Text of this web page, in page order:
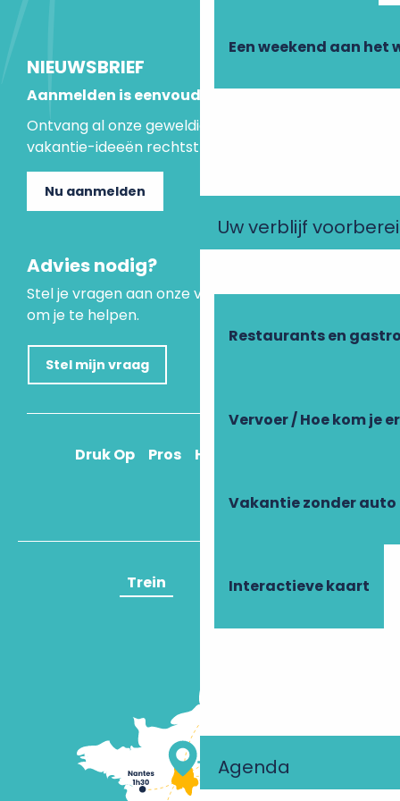
Een weekend aan het
Uw verblijf
Restaurants en
Vervoer / Hoe kom je
Vakantie zonder auto
Interactieve kaart
Agenda
NIEUWSBRIEF
Aanmelden is eenvoudig
Ontvang al onze geweldige aanbiedingen en
vakantie-ideeën rechtstreeks in je inbox.
Nu aanmelden
Advies nodig?
Stel je vragen aan onze virtuele assistent, die er is
om je te helpen.
Stel mijn vraag
Druk Op Pros Hoe kom ik daar?
Trein Vliegtuig